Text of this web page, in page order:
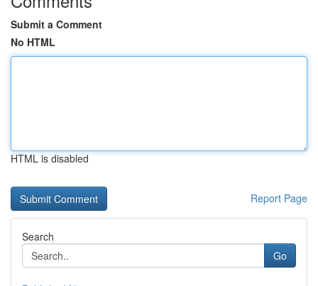
Submit a Comment
No HTML
HTML is disabled
Report Page
Search
Go